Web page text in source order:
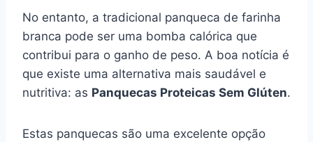
No entanto, a tradicional panqueca de farinha
branca pode ser uma bomba calórica que
contribui para o ganho de peso. A boa notícia é
que existe uma alternativa mais saudável e
nutritiva: as Panquecas Proteicas Sem Glúten.
Estas panquecas são uma excelente opção